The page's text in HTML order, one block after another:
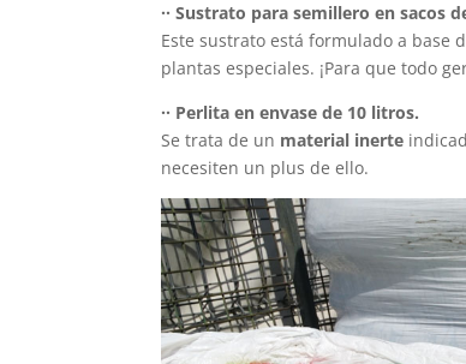
·· Sustrato para semillero en sacos
Este sustrato está formulado a base
plantas especiales. ¡Para que todo
·· Perlita en envase de 10 litros.
Se trata de un material inerte
necesiten un plus de ello.